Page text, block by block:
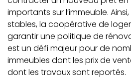
importants sur l’immeuble.
stables, la coopérative de
garantir une politique de
est un défi majeur pour de
immeubles dont les prix de
dont les travaux sont reportés.